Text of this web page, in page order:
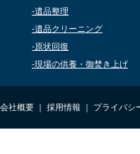
-遺品整理
-遺品クリーニング
-原状回復
-現場の供養・御焚き上げ
会社概要 ｜ 採用情報 ｜ プライバシ